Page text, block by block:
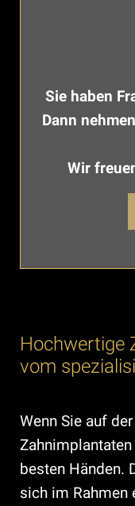
Sie haben
Dann
Wir
Hochwertige
vom
Wenn Sie auf
besten Händen.
sich im Rahmen